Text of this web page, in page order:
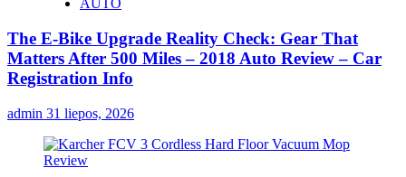
AUTO
The E-Bike Upgrade Reality Check: Gear That
Matters After 500 Miles – 2018 Auto Review – Car
Registration Info
admin 31 liepos, 2026